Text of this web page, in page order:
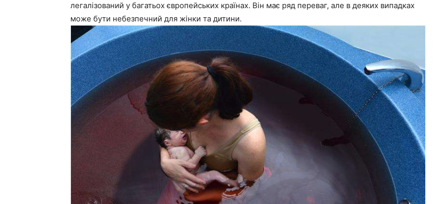
легалізований у багатьох європейських країнах. Він має ряд переваг, але в деяких випадках
може бути небезпечний для жінки та дитини.